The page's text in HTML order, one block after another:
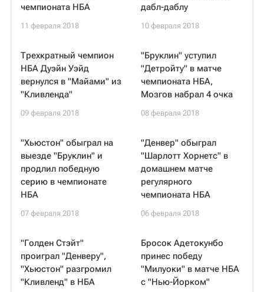
чемпионата НБА
11 февраля 2018
дабл-даблу
10 февраля 2018
Трехкратный чемпион
НБА Дуэйн Уэйд
вернулся в "Майами" из
"Кливленда"
09 февраля 2018
"Бруклин" уступил
"Детройту" в матче
чемпионата НБА,
Мозгов набрал 4 очка
08 февраля 2018
"Хьюстон" обыграл на
выезде "Бруклин" и
продлил победную
серию в чемпионате
НБА
07 февраля 2018
"Денвер" обыграл
"Шарлотт Хорнетс" в
домашнем матче
регулярного
чемпионата НБА
06 февраля 2018
"Голден Стэйт"
проиграл "Денверу",
"Хьюстон" разгромил
"Кливленд" в НБА
Бросок Адетокунбо
принес победу
"Милуоки" в матче НБА
с "Нью-Йорком"